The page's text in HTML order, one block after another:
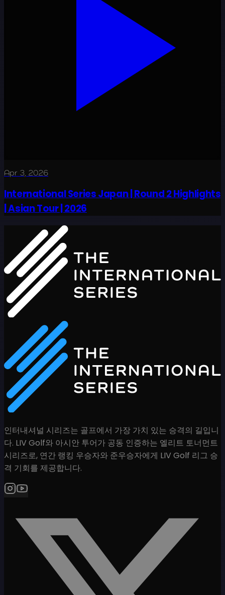
Apr 3, 2026
International Series Japan | Round 2 Highlights
| Asian Tour | 2026
인터내셔널 시리즈는 골프에서 가장 가치 있는 승격의 길입니
다. LIV Golf와 아시안 투어가 공동 인증하는 엘리트 토너먼트
시리즈로, 연간 랭킹 우승자와 준우승자에게 LIV Golf 리그 승
격 기회를 제공합니다.